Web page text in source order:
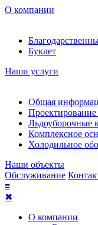
О компании
Буклет
Наши услуги
Общая
Проектирование
Льдоуборочные
Комплексное
Холодильное
Наши объекты
Обслуживание
≡
✖
О компании